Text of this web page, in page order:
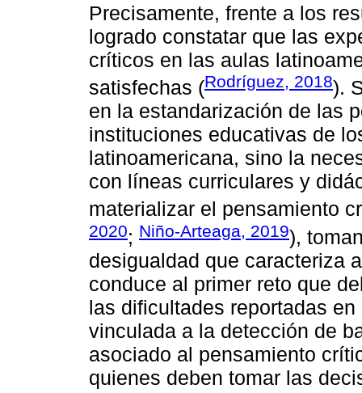
Precisamente, frente a los
logrado constatar que las
críticos en las aulas
satisfechas (Rodríguez, 2018).
en la estandarización de las
instituciones educativas de
latinoamericana, sino la
con líneas curriculares y
materializar el pensamiento
2020; Niño-Arteaga, 2019),
desigualdad que caracteriza
conduce al primer reto que
las dificultades reportadas
vinculada a la detección de
asociado al pensamiento
quienes deben tomar las